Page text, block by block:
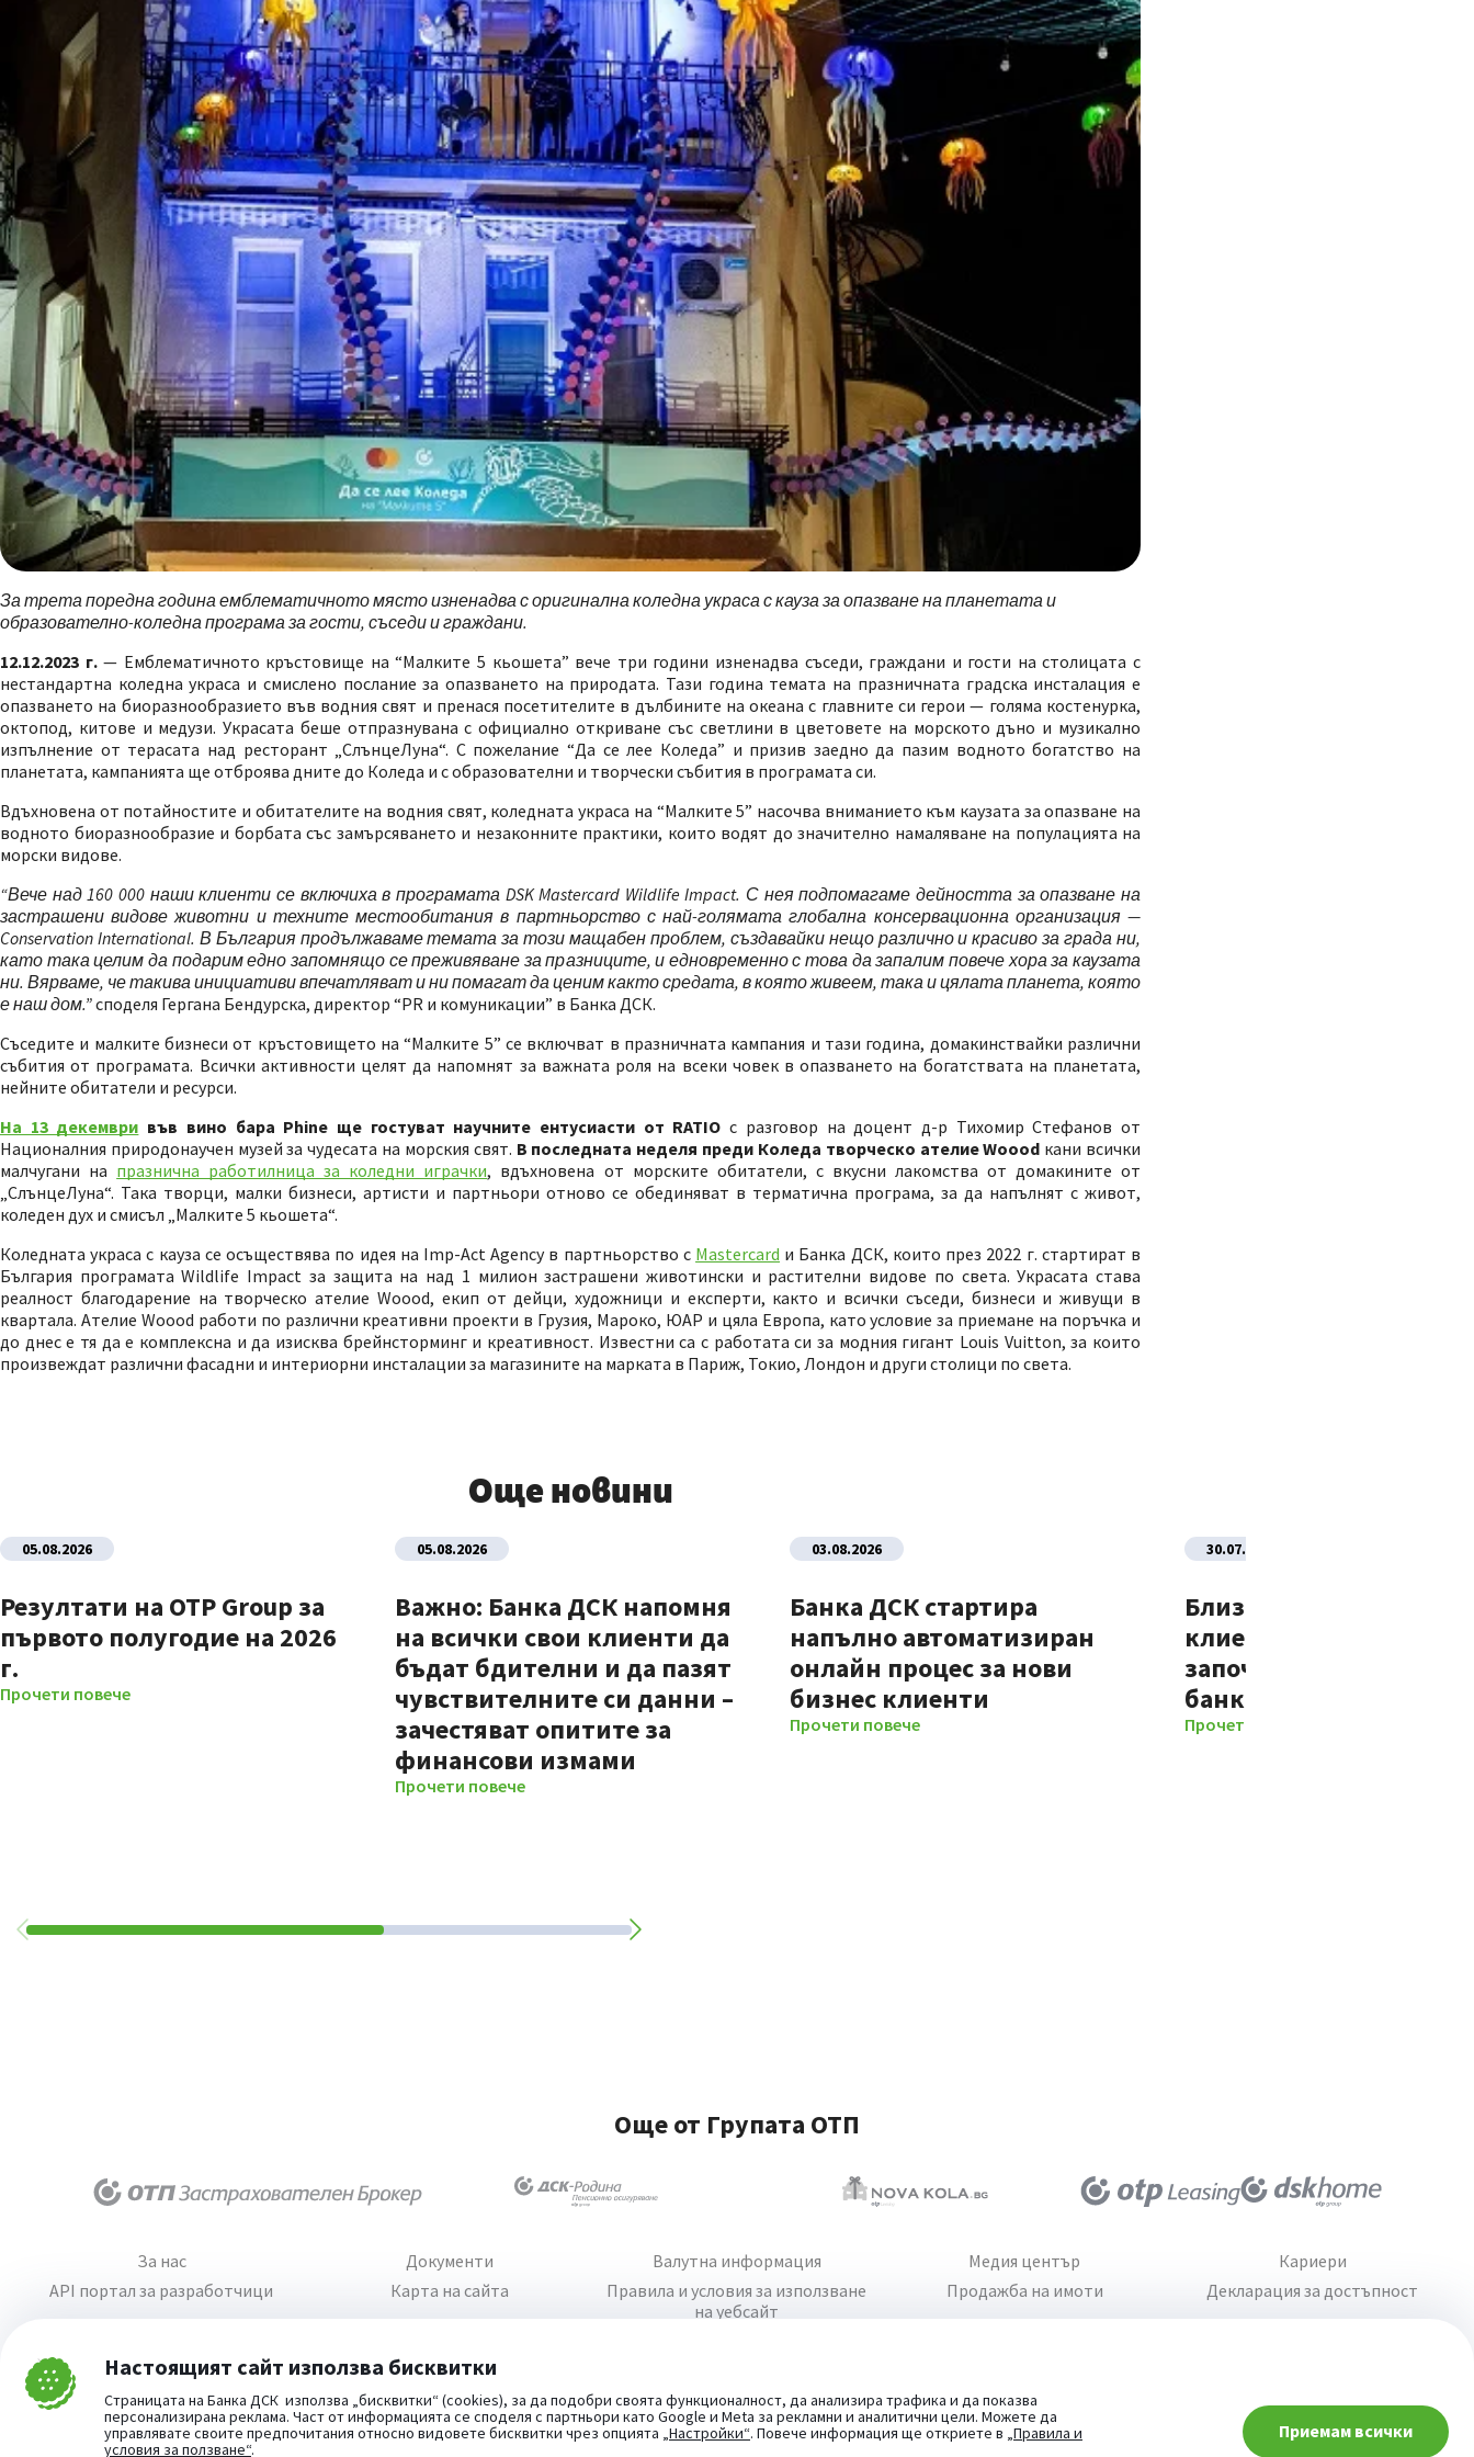
Затвори Настоящият сайт използва бисквитки
Страницата на Банка ДСК използва „бисквитки“ (cookies), за да подобри своята функционалност, да анализира трафика и да показва
персонализирана реклама. Част от информацията се споделя с партньори като Google и Meta за рекламни и аналитични цели. Можете да
управлявате своите предпочитания относно видовете бисквитки чрез опцията „Настройки“. Повече информация ще откриете в „Правила и
условия за ползване“.
Приемам всички
За трета поредна година емблематичното място изненадва с оригинална коледна украса с кауза за опазване на планетата и
образователно-коледна програма за гости, съседи и граждани.
12.12.2023 г.— Емблематичното кръстовище на “Малките 5 кьошета” вече три години изненадва съседи, граждани и гости на столицата с
нестандартна коледна украса и смислено послание за опазването на природата. Тази година темата на празничната градска инсталация е
опазването на биоразнообразието във водния свят и пренася посетителите в дълбините на океана с главните си герои — голяма костенурка,
октопод, китове и медузи. Украсата беше отпразнувана с официално откриване със светлини в цветовете на морското дъно и музикално
изпълнение от терасата над ресторант „СлънцеЛуна“. С пожелание “Да се лее Коледа” и призив заедно да пазим водното богатство на
планетата, кампанията ще отброява дните до Коледа и с образователни и творчески събития в програмата си.
Вдъхновена от потайностите и обитателите на водния свят, коледната украса на “Малките 5” насочва вниманието към каузата за опазване на
водното биоразнообразие и борбата със замърсяването и незаконните практики, които водят до значително намаляване на популацията на
морски видове.
“Вече над 160 000 наши клиенти се включиха в програмата DSK Mastercard Wildlife Impact. С неяподпомагаме дейността за опазване на
застрашени видове животни и техните местообитания в партньорство с най-голямата глобална консервационна организация —
Conservation International. В България продължаваме темата за този мащабен проблем, създавайки нещо различно и красиво за града ни,
като така целим да подарим едно запомнящо се преживяване за празниците, и едновременно с това да запалим повече хора за каузата
ни. Вярваме, че такива инициативи впечатляват и ни помагат да ценим както средата, в която живеем, така и цялата планета, която
е наш дом.”споделя Гергана Бендурска, директор “PR и комуникации” в Банка ДСК.
Съседите и малките бизнеси от кръстовището на “Малките 5” се включват в празничната кампания и тази година, домакинствайки различни
събития от програмата. Всички активности целят да напомнят за важната роля на всеки човек в опазването на богатствата на планетата,
нейните обитатели и ресурси.
На 13 декември във вино бара Phine ще гостуват научните ентусиасти от RATIO с разговор на доцент д-р Тихомир Стефанов от
Националния природонаучен музей за чудесата на морския свят. В последната неделя преди Коледа творческо ателие Woood кани всички
малчугани на празнична работилница за коледни играчки, вдъхновена от морските обитатели, с вкусни лакомства от домакините от
„СлънцеЛуна“. Така творци, малки бизнеси, артисти и партньори отново се обединяват в терматична програма, за да напълнят с живот,
коледен дух и смисъл „Малките 5 кьошета“.
Коледната украса с кауза се осъществява по идея на Imp-Act Аgency в партньорство с Mastercard и Банка ДСК, които през 2022 г. стартират в
България програмата Wildlife Impact за защита на над 1 милион застрашени животински и растителни видове по света. Украсата става
реалност благодарение на творческо ателие Woood, екип от дейци, художници и експерти, както и всички съседи, бизнеси и живущи в
квартала. Aтелие Woood работи по различни креативни проекти в Грузия, Мароко, ЮАР и цяла Европа, като условие за приемане на поръчка и
до днес е тя да е комплексна и да изисква брейнсторминг и креативност. Известни са с работата си за модния гигант Louis Vuitton, за които
произвеждат различни фасадни и интериорни инсталации за магазините на марката в Париж, Токио, Лондон и други столици по света.
Още новини
05.08.2026
Резултати на OTP Group за
първото полугодие на 2026
г.
Прочети повече
05.08.2026
Важно: Банка ДСК напомня
на всички свои клиенти да
бъдат бдителни и да пазят
чувствителните си данни –
зачестяват опитите за
финансови измами
Прочети повече
03.08.2026
Банка ДСК стартира
напълно автоматизиран
онлайн процес за нови
бизнес клиенти
Прочети повече
30.07.2026
Близо 70% от новите
клиенти на Банка ДСК
започват отношенията
банката изцяло
Прочети повече
Още от Групата ОТП
За нас
API портал за разработчици
Документи
Карта на сайта
Валутна информация
Правила и условия за използване
на уебсайт
Медия център
Продажба на имоти
Кариери
Декларация за достъпност
При въпроси -
попитай AI асистента ни
Cookie consent change